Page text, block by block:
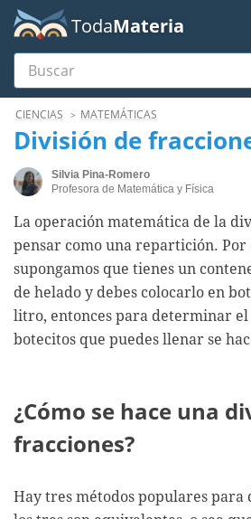
TodaMateria
Buscar
MenúCIENCIAS MATEMÁTICAS
División de
Silvia Pina-Romero
Profesora de Matemática y Física
La operación matemática de la
pensar como una repartición. Por
supongamos que tienes un
de helado y debes colocarlo en
litro, entonces para determinar el
botecitos que puedes llenar se
¿Cómo se hace una
fracciones?
Hay tres métodos populares